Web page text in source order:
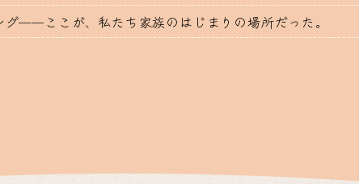
グ──ここが、私たち家族のはじまりの場所だった。